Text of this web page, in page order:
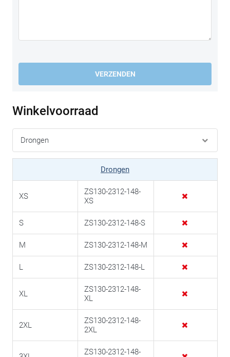
VERZENDEN
Winkelvoorraad
Drongen
XS
ZS130-2312-148-
XS
S ZS130-2312-148-S
M ZS130-2312-148-M
L ZS130-2312-148-L
XL
ZS130-2312-148-
XL
2XL
ZS130-2312-148-
2XL
ZS130-2312-148-